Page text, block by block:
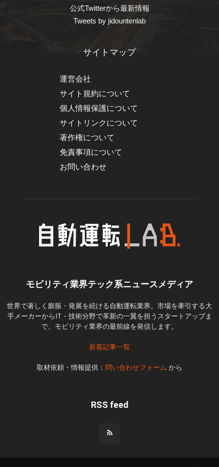
公式Twitterから最新情報
Tweets by jidountenlab
サイトマップ
運営会社
サイト規約について
個人情報保護について
サイトリンクについて
著作権について
免責事項について
お問い合わせ
モビリティ業界テック系ニュースメディア
世界で著しく膨脹・発展を続ける自動運転業界。市場を牽引する大
手メーカーからIT・技術分野で革新の一翼を担うスタートアップま
で、モビリティ業界の最前線を発信します。
新着記事一覧
取材依頼・情報提供： 問い合わせフォーム から
RSS feed